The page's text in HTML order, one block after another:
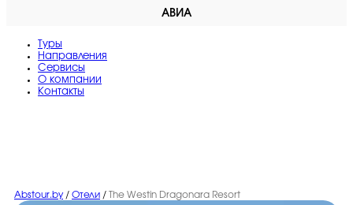
АВИА
Туры
Направления
Сервисы
O компании
Контакты
Abstour.by / Отели / The Westin Dragonara Resort